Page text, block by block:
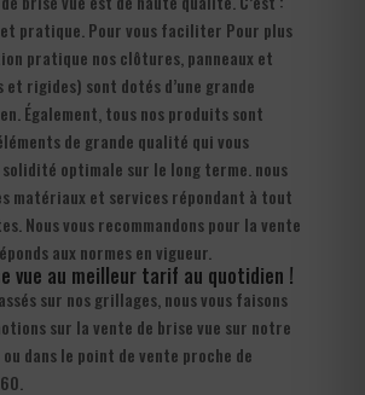
pratique. Pour vous faciliter Pour plus
pratique nos clôtures, panneaux et
rigides) sont dotés d’une grande
Également, tous nos produits sont
de grande qualité qui vous
optimale sur le long terme. nous
matériaux et services répondant à tout
Nous vous recommandons pour la vente
aux normes en vigueur.
vue au meilleur tarif au quotidien !
sur nos grillages, nous vous faisons
sur la vente de brise vue sur notre
dans le point de vente proche de